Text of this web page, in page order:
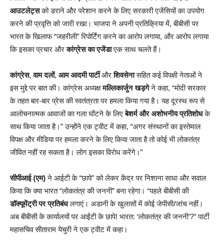
आउटलेट्सको डराने और परेशान करने के लिए सरकारी एजेंसियों का उपयोग
करने की प्रवृत्ति को जारी रखा। भाजपा ने अपनी प्रतिक्रिया में, बीबीसी पर
भारत के खिलाफ “जहरीली” रिपोर्टिंग करने का आरोप लगाया, और आरोप लगाया
कि इसका प्रचार औरकांग्रेस का एजेंडाएक साथ चलते हैं।
कांग्रेस,वाम दलों, आम आदमी पार्टीऔरशिवसेनासहित कई विपक्षी नेताओं ने
इस मुद्दे पर बात की। कांग्रेस अध्यक्षमल्लिकार्जुन खड़गेने कहा, “मोदी सरकार
के तहत बार-बार प्रेस की स्वतंत्रता पर हमला किया गया है। यह दूरस्थ रूप से
आलोचनात्मक आवाजों का गला घोंटने के लिएबेशर्म और अशोभनीय प्रतिशोधके
साथ किया जाता है।” उन्होंने एक ट्वीट में कहा, “अगर संस्थानों का इस्तेमाल
विपक्ष और मीडिया पर हमला करने के लिए किया जाता है तो कोई भी लोकतंत्र
जीवित नहीं रह सकता है। लोग इसका विरोध करेंगे।”
सीपीआई (एम)ने आईटी के “छापे” को लेकर केंद्र पर निशाना साधा और सवाल
किया कि क्या भारत “लोकतंत्र की जननी” बना रहेगा। “पहले बीबीसी की
डॉक्यूमेंट्री पर प्रतिबंधलगाएं। अडानी के खुलासों में कोई जेपीसी/जांच नहीं।
अब बीबीसी के कार्यालयों पर आईटी के छापे! भारत: ‘लोकतंत्र की जननी’?” पार्टी
महासचिव सीताराम येचुरी ने एक ट्वीट में कहा।